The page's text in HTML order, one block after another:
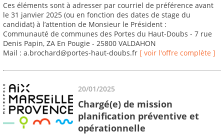
Ces éléments sont à adresser par courriel de préférence avant
le 31 janvier 2025 (ou en fonction des dates de stage du
candidat) à l’attention de Monsieur le Président :
Communauté de communes des Portes du Haut-Doubs - 7 rue
Denis Papin, ZA En Pougie - 25800 VALDAHON
Mail : a.brochard@portes-haut-doubs.fr [ voir l'offre complète ]
20/01/2025
Chargé(e) de mission
planification préventive et
opérationnelle